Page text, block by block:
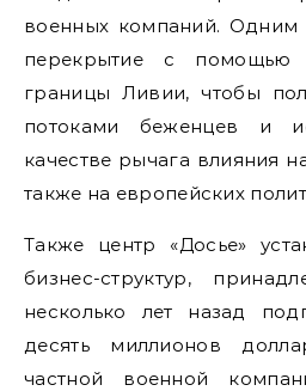
военных компаний. Одним
перекрытие с помощью
границы Ливии, чтобы
потоками беженцев и
качестве рычага влияния
также на европейских
Также центр «Досье»
бизнес-структур,
несколько лет назад
десять миллионов
частной военной